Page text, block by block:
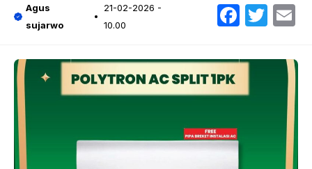
Agus
sujarwo
21-02-2026 -
10.00